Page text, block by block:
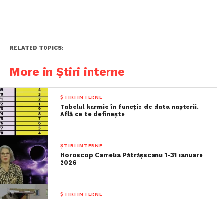
RELATED TOPICS:
More in Știri interne
ȘTIRI INTERNE
Tabelul karmic în funcție de data nașterii.
Află ce te definește
ȘTIRI INTERNE
Horoscop Camelia Pătrășscanu 1-31 ianuare
2026
ȘTIRI INTERNE